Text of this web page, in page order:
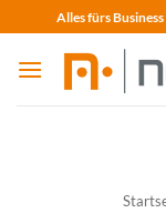
to
content
Alles fürs